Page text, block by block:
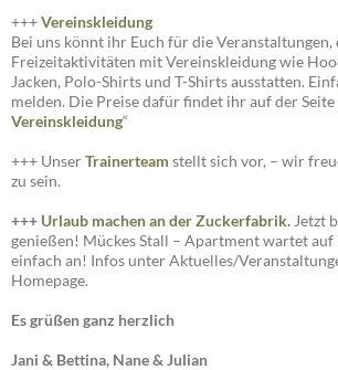
+++Vereinskleidung
Bei uns könnt ihr Euch für die Veranstaltungen,
Freizeitaktivitäten mit Vereinskleidung wie
Jacken, Polo-Shirts und T-Shirts ausstatten.
melden. Die Preise dafür findet ihr auf der Seite
Vereinskleidung“
+++ UnserTrainerteam stellt sich vor, – wir
zu sein.
+++ Urlaub machen an der Zuckerfabrik. Jetzt
genießen! Mückes Stall – Apartment wartet auf
einfach an! Infos unter Aktuelles/
Homepage.
Es grüßen ganz herzlich
Jani & Bettina, Nane & Julian